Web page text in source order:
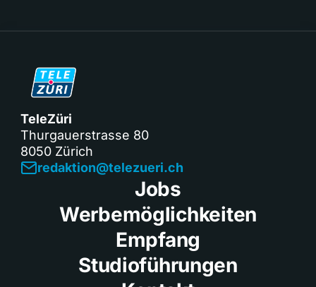
TeleZüri
Thurgauerstrasse 80
8050 Zürich
redaktion@telezueri.ch
Jobs
Werbemöglichkeiten
Empfang
Studioführungen